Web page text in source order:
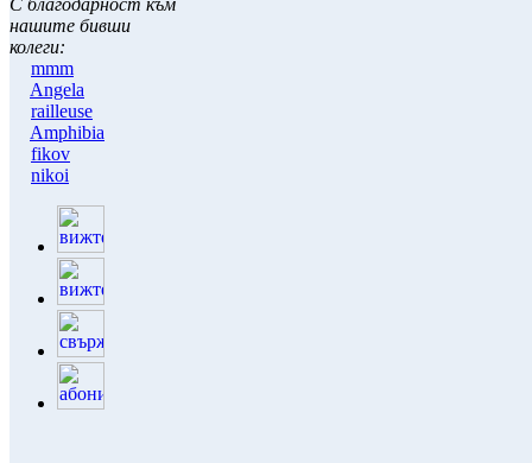
С благодарност към
нашите бивши
колеги:
mmm
Angela
railleuse
Amphibia
fikov
nikoi